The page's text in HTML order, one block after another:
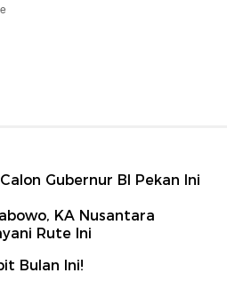
Gubernur BI Pekan Ini
KA Nusantara
Rute Ini
Bulan Ini!